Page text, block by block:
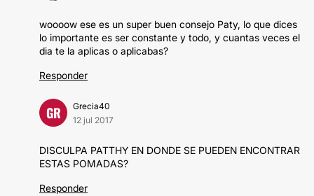
woooow ese es un super buen consejo Paty, lo que dices
lo importante es ser constante y todo, y cuantas veces el
dia te la aplicas o aplicabas?
Responder
GR
Grecia40
12 jul 2017
DISCULPA PATTHY EN DONDE SE PUEDEN ENCONTRAR
ESTAS POMADAS?
Responder